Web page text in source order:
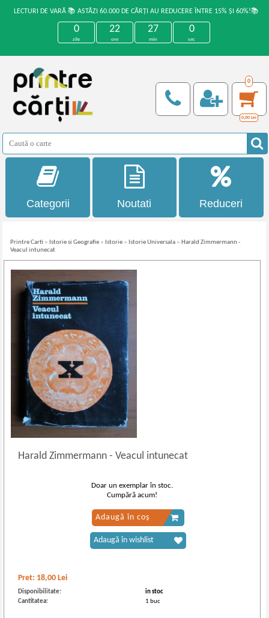
LECTURI DE VARĂ 📚 ASTĂZI 60.000 DE CĂRȚI AU REDUCERE ÎNTRE 15% ȘI 60%!📚
0
zile
22
ore
27
min
0
sec
0
0,00 Lei
Categorii Noutati Reduceri
Printre Carti » Istorie si Geografie » Istorie » Istorie Universala » Harald Zimmermann -
Veacul intunecat
Harald Zimmermann- Veacul intunecat
Pret: 18,00 Lei
Disponibilitate:
in stoc
Cantitatea:
1 buc
Doar un exemplar în stoc.
Cumpără acum!
Adaugă în coș
Adaugă în wishlist